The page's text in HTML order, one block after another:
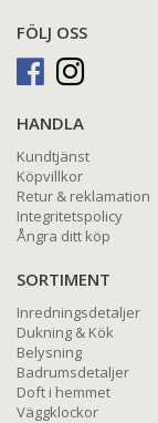
FÖLJ OSS
HANDLA
Kundtjänst
Köpvillkor
Retur & reklamation
Integritetspolicy
Ångra ditt köp
SORTIMENT
Inredningsdetaljer
Dukning & Kök
Belysning
Badrumsdetaljer
Doft i hemmet
Väggklockor